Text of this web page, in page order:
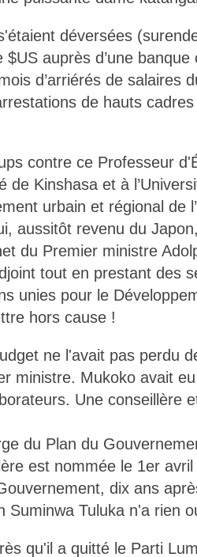
déversées
auprès d’une banque
d’arriérés de salaires
de hauts
contre ce Professeur
de Kinshasa et à
urbain et régional de
aussitôt revenu du
du Premier ministre
tout en prestant des
unies pour le
hors cause !
ne l'avait pas perdu
ministre. Mukoko avait
Une conseillère
du Plan du
est nommée le 1er
dix ans
Suminwa Tuluka n'a rien
qu'il a quitté le Parti